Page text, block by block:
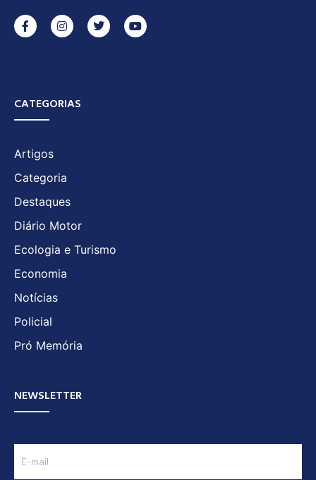
CATEGORIAS
Artigos
Categoria
Destaques
Diário Motor
Ecologia e Turismo
Economia
Notícias
Policial
Pró Memória
NEWSLETTER